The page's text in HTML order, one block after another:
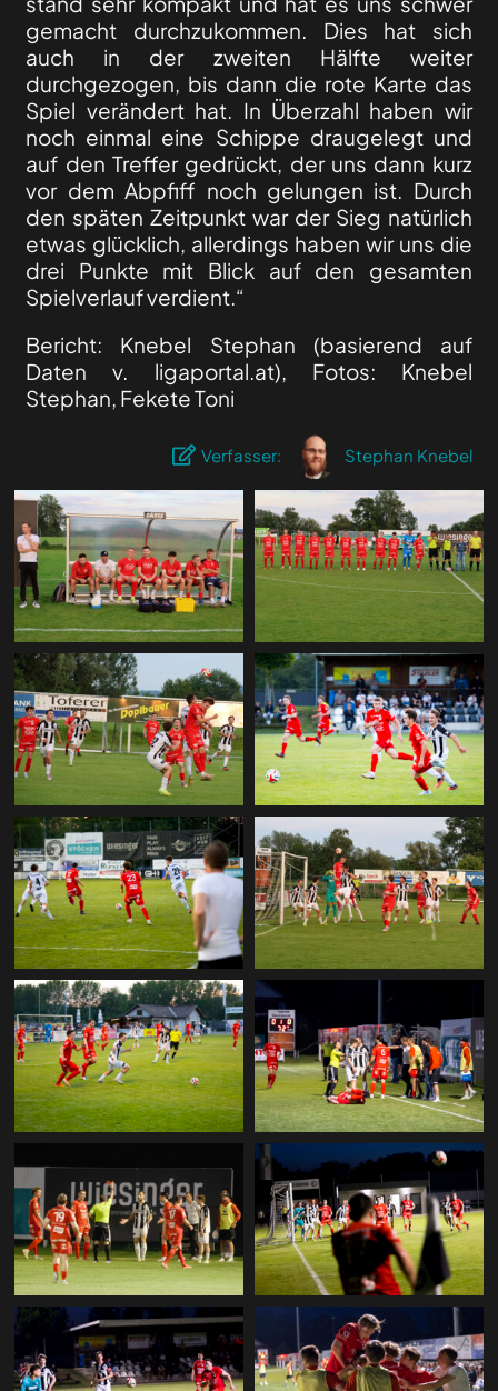
gemacht durchzukommen. Dies hat sich
auch in der zweiten Hälfte weiter
durchgezogen, bis dann die rote Karte das
Spiel verändert hat. In Überzahl haben wir
noch einmal eine Schippe draugelegt und
auf den Treffer gedrückt, der uns dann kurz
vor dem Abpfiff noch gelungen ist. Durch
den späten Zeitpunkt war der Sieg natürlich
etwas glücklich, allerdings haben wir uns die
drei Punkte mit Blick auf den gesamten
Spielverlauf verdient.“
Bericht: Knebel Stephan (basierend auf
Daten v. ligaportal.at), Fotos: Knebel
Stephan, Fekete Toni
Verfasser: Stephan Knebel